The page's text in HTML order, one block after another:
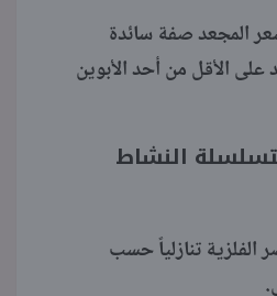
المجعد صفة سائدة
الأقل من أحد الأبوين
النشاط
الفلزية تنازلياً حسب